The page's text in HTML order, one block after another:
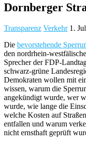
Dornberger
Transparenz Verkehr 1.
Die bevorstehende
den nordrhein-
Sprecher der FDP-
schwarz-grüne
Demokraten wollen mit
wissen, warum die
angekündigt wurde, wer
wurde, wie lange die
welche Kosten auf
entfallen und warum
nicht ernsthaft geprüft